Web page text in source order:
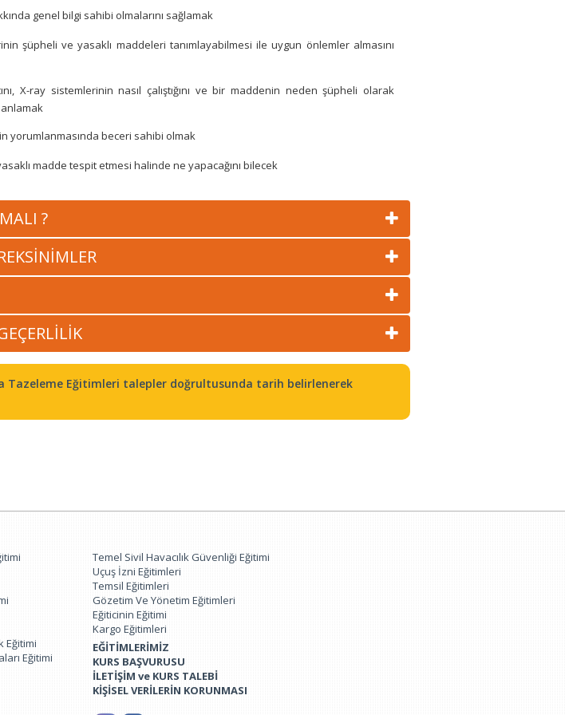
genel bilgi sahibi olmalarını sağlamak
şüpheli ve yasaklı maddeleri tanımlayabilmesi ile uygun önlemler almasını
X-ray sistemlerinin nasıl çalıştığını ve bir maddenin neden şüpheli olarak
yorumlanmasında beceri sahibi olmak
madde tespit etmesi halinde ne yapacağını bilecek
?
Tazeleme Eğitimleri talepler doğrultusunda tarih belirlenerek
Eğitimi
Eğitimi
Temel Sivil Havacılık Güvenliği Eğitimi
Uçuş İzni Eğitimleri
Temsil Eğitimleri
Gözetim Ve Yönetim Eğitimleri
Eğiticinin Eğitimi
Kargo Eğitimleri
EĞİTİMLERİMİZ
KURS BAŞVURUSU
İLETİŞİM ve KURS TALEBİ
KİŞİSEL VERİLERİN KORUNMASI